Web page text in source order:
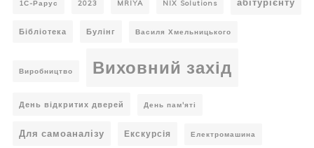
1С-Рарус 2023 MRIYA NIX Solutions абітурієнту
Бібліотека Булінг Василя Хмельницького
Виробництво Виховний захід
День відкритих дверей День пам'яті
Для самоаналізу Екскурсія Електромашина